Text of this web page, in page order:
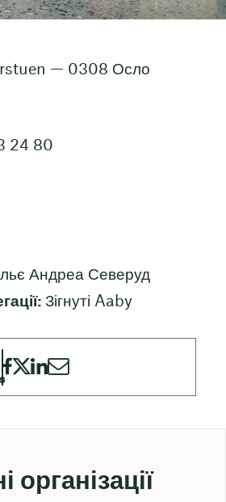
— 0308 Осло
24 80
Андреа Северуд
Зігнуті Aaby
організації